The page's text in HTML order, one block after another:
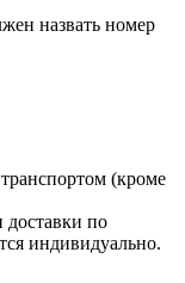
назвать номер
(кроме
доставки по
индивидуально.